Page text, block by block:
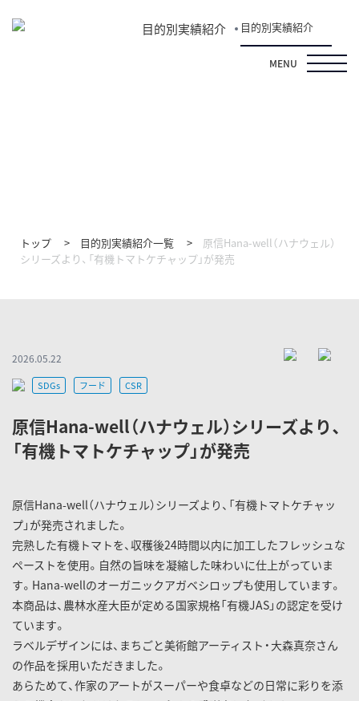
目的別実績紹介 目的別実績紹介
MENU
トップ 目的別実績紹介一覧
原信Hana-well（ハナウェル）
シリーズより、「有機トマトケチャップ」が発売
2026.05.22
SDGs フード CSR
原信Hana-well（ハナウェル）シリーズより、
「有機トマトケチャップ」が発売
原信Hana-well（ハナウェル）シリーズより、「有機トマトケチャッ
プ」が発売されました。
完熟した有機トマトを、収穫後24時間以内に加工したフレッシュな
ペーストを使用。自然の旨味を凝縮した味わいに仕上がっていま
す。Hana-wellのオーガニックアガベシロップも使用しています。
本商品は、農林水産大臣が定める国家規格「有機JAS」の認定を受け
ています。
ラベルデザインには、まちごと美術館アーティスト・大森真奈さん
の作品を採用いただきました。
あらためて、作家のアートがスーパーや食卓などの日常に彩りを添